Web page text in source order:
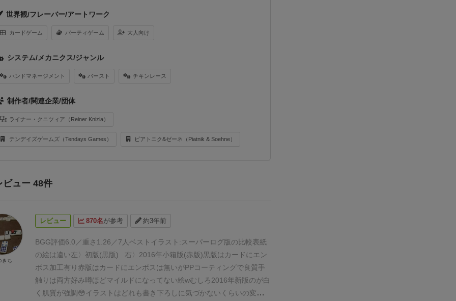
世界観/フレーバー/アートワーク
カードゲーム パーティゲーム 大人向け
システム/メカニクス/ジャンル
ハンドマネージメント バースト チキンレース
制作者/関連企業/団体
ライナー・クニツィア（Reiner Knizia）
テンデイズゲームズ（Tendays Games） ピアトニク&ゼーネ（Piatnik & Soehne）
ビュー 48件
レビュー 870名が参考 約3年前
BGG評価6.0／重さ1.26／7人ベスト イラスト:スーパーログ版の比較表紙
の絵は違い左〉初版(黒版) 右〉2016年小箱版(赤版)黒版はカードにエン
ボス加工有り 赤版はカードにエンボスは無いがPPコーティングで良質 手
触りは両方好み 噂ほどマイルドになってない絵wむしろ2016年新版のが白
く肌質が強調😳 イラストはどれも書き下ろしに気づかないくらいの変化
きち